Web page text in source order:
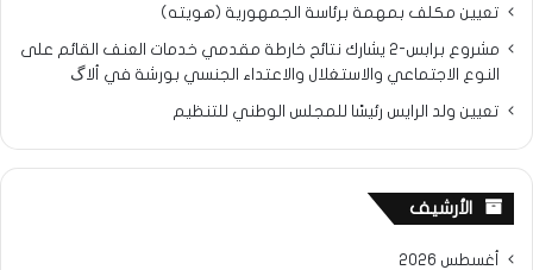
تعيين مكلف بمهمة برئاسة الجمهورية (هويته)
مشروع برابس-2 يشارك نتائح خارطة مقدمي خدمات العنف القائم على
النوع الاجتماعي والاستغلال والاعتداء الجنسي بورشة في ألاگ
تعيين ولد الرايس رئيسًا للمجلس الوطني للتنظيم
الأرشيف
أغسطس 2026